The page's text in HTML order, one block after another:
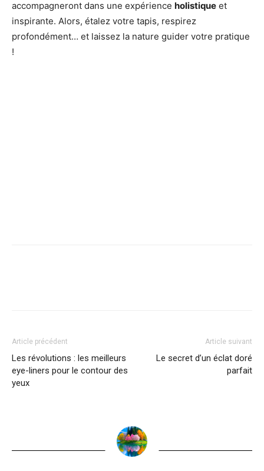
accompagneront dans une expérience holistique et
inspirante. Alors, étalez votre tapis, respirez
profondément… et laissez la nature guider votre pratique
!
Article précédent
Les révolutions : les meilleurs
eye-liners pour le contour des
yeux
Article suivant
Le secret d’un éclat doré
parfait